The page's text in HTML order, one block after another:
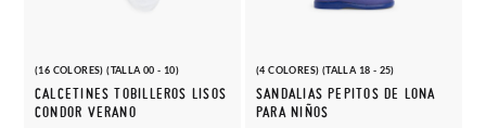
(16 COLORES) (TALLA 00 - 10)
CALCETINES TOBILLEROS LISOS
CONDOR VERANO
(4 COLORES) (TALLA 18 - 25)
SANDALIAS PEPITOS DE LONA
PARA NIÑOS